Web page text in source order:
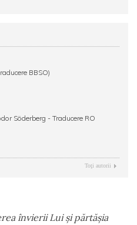
BBSO)
Söderberg - Traducere RO
Toţi autorii
învierii Lui şi părtăşia